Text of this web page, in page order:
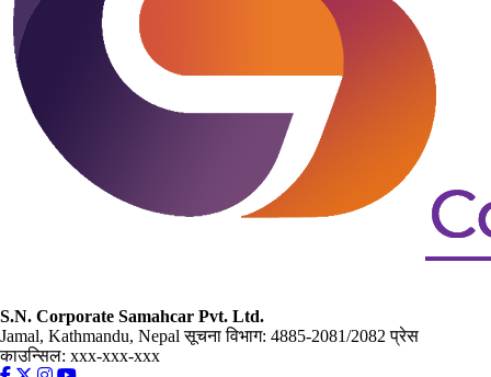
S.N. Corporate Samahcar Pvt. Ltd.
Jamal, Kathmandu, Nepalसूचना विभाग: 4885-2081/2082प्रेस
काउन्सिल: xxx-xxx-xxx